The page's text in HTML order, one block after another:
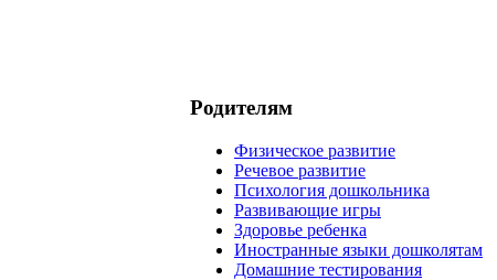
Родителям
Физическое развитие
Речевое развитие
Психология дошкольника
Развивающие игры
Здоровье ребенка
Иностранные языки дошколятам
Домашние тестирования